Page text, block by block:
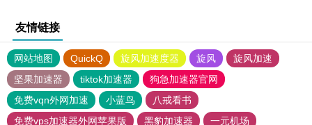
友情链接
网站地图 QuickQ 旋风加速度器 旋风
旋风加速
坚果加速器
tiktok加速器
狗急加速器官网
免费vqn外网加速
小蓝鸟
八戒看书
免费vps加速器外网苹果版
黑豹加速器 一元机场